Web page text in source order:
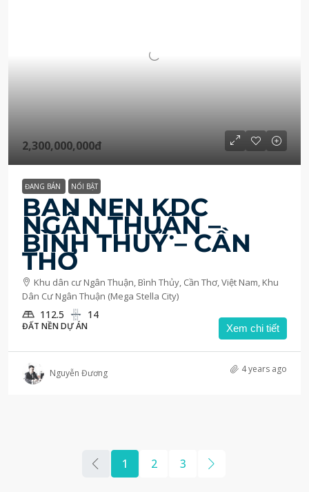
2,300,000,000đ
ĐANG BÁN NỔI BẬT
BÁN NỀN KDC
NGÂN THUẬN –
BÌNH THUỶ – CẦN
THƠ
Khu dân cư Ngân Thuận, Bình Thủy, Cần Thơ, Việt Nam, Khu
Dân Cư Ngân Thuận (Mega Stella City)
112.5 14
ĐẤT NỀN DỰ ÁN Xem chi tiết
Nguyễn Đương 4 years ago
1 2 3